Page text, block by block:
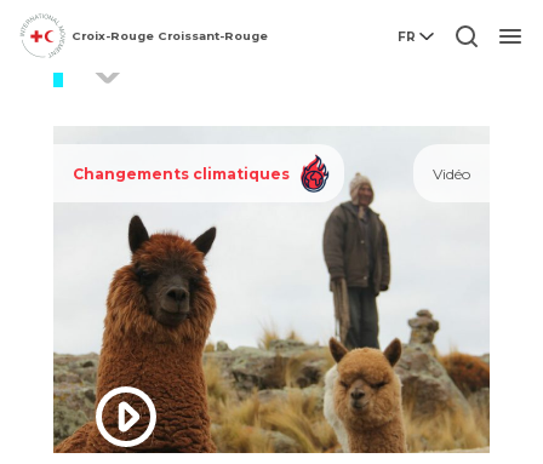
Croix-Rouge Croissant-Rouge FR
Changements climatiques Vidéo